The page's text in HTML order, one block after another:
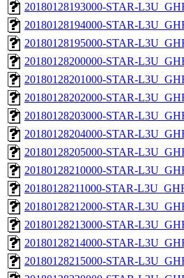
20180128193000-STAR-
20180128194000-STAR-
20180128195000-STAR-
20180128200000-STAR-
20180128201000-STAR-
20180128202000-STAR-
20180128203000-STAR-
20180128204000-STAR-
20180128205000-STAR-
20180128210000-STAR-
20180128211000-STAR-
20180128212000-STAR-
20180128213000-STAR-
20180128214000-STAR-
20180128215000-STAR-